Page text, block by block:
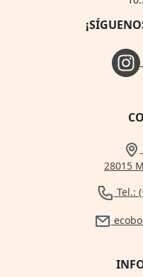
28015
Tel.: